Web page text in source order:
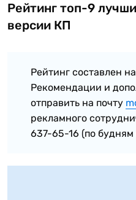
Рейтинг топ-9
версии КП
Рейтинг составлен
Рекомендации и
отправить на почту
рекламного
637-65-16 (по будням